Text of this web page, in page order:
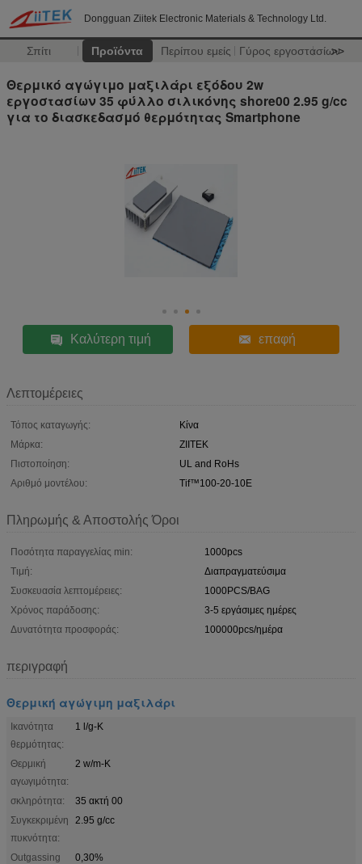
Dongguan Ziitek Electronic Materials & Technology Ltd.
Σπίτι Προϊόντα Περίπου εμείς Γύρος εργοστασίων
>>
Θερμικό αγώγιμο μαξιλάρι εξόδου 2w
εργοστασίων 35 φύλλο σιλικόνης shore00 2.95 g/cc
για το διασκεδασμό θερμότητας Smartphone
Καλύτερη τιμή επαφή
Λεπτομέρειες
Τόπος καταγωγής:
Κίνα
Μάρκα:
ZIITEK
Πιστοποίηση:
UL and RoHs
Αριθμό μοντέλου:
Tif™100-20-10E
Πληρωμής & Αποστολής Όροι
Ποσότητα παραγγελίας min:
1000pcs
Τιμή:
Διαπραγματεύσιμα
Συσκευασία λεπτομέρειες:
1000PCS/BAG
Χρόνος παράδοσης:
3-5 εργάσιμες ημέρες
Δυνατότητα προσφοράς:
100000pcs/ημέρα
περιγραφή
Θερμική αγώγιμη μαξιλάρι
Ικανότητα
θερμότητας:
1 l/g-Κ
Θερμική
αγωγιμότητα:
2 w/m-Κ
σκληρότητα:
35 ακτή 00
Συγκεκριμένη
πυκνότητα:
2.95 g/cc
Outgassing
0,30%